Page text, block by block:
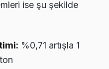
ise şu şekilde
%0,71 artışla 1